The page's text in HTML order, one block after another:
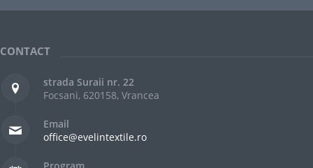
CONTACT
strada Suraii nr. 22
Focsani, 620158, Vrancea
Email
office@evelintextile.ro